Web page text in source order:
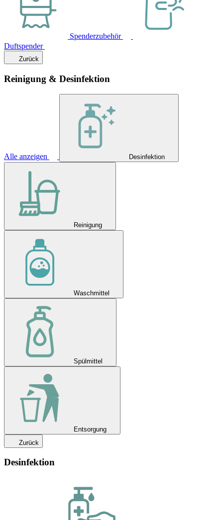
Spenderzubehör
Duftspender
Zurück
Reinigung & Desinfektion
Alle anzeigen Desinfektion
Reinigung
Waschmittel
Spülmittel
Entsorgung
Zurück
Desinfektion